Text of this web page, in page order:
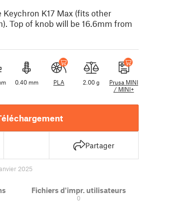
K17 Max (fits other
Top of knob will be 16.6mm from
0.40 mm PLA 2.00 g
Prusa MINI
/ MINI+
Partager
2025
Fichiers d'impr. utilisateurs
0